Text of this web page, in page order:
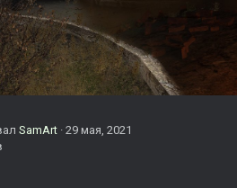
SamArt · 29 мая, 2021